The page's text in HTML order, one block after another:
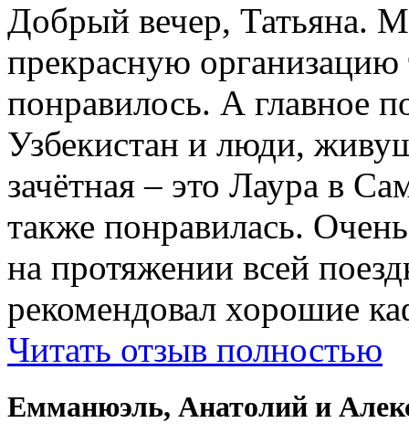
Добрый вечер, Татьяна.
прекрасную
понравилось. А главное
Узбекистан и люди,
зачётная – это Лаура в
также понравилась.
на протяжении всей
рекомендовал хорошие
Читать отзыв полностью
Емманюэль, Анатолий и